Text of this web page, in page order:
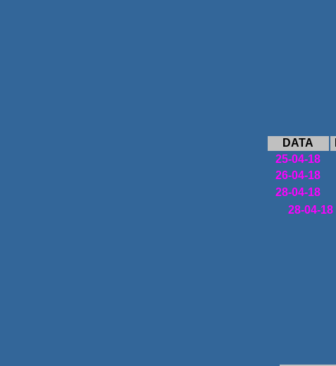
DATA
25-04-18
26-04-18
28-04-18
28-04-18